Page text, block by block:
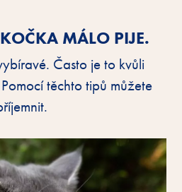
MÁLO PIJE.
Často je to kvůli
těchto tipů můžete